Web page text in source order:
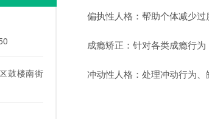
鼓楼南街
偏执性人格：帮助个体减少
成瘾矫正：针对各类成瘾行
冲动性人格：处理冲动行为